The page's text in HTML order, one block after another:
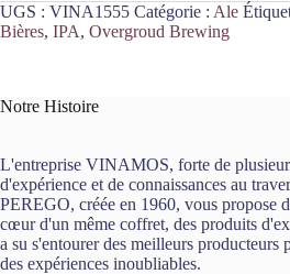
UGS : VINA1555 Catégorie : Ale
Bières, IPA, Overgroud Brewing
Notre Histoire
L'entreprise VINAMOS, forte de
d'expérience et de connaissances au
PEREGO, créée en 1960, vous propose
cœur d'un même coffret, des produits
a su s'entourer des meilleurs producteurs
des expériences inoubliables.